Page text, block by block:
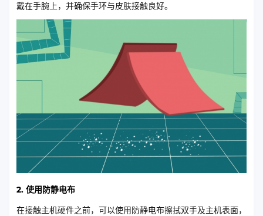
戴在手腕上，并确保手环与皮肤接触良好。
2. 使用防静电布
在接触主机硬件之前，可以使用防静电布擦拭双手及主机表面，